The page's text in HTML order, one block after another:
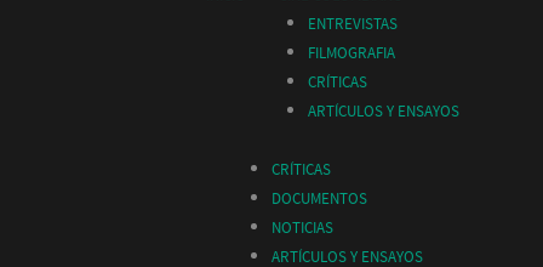
ENTREVISTAS
FILMOGRAFIA
CRÍTICAS
ARTÍCULOS Y ENSAYOS
CRÍTICAS
DOCUMENTOS
NOTICIAS
ARTÍCULOS Y ENSAYOS